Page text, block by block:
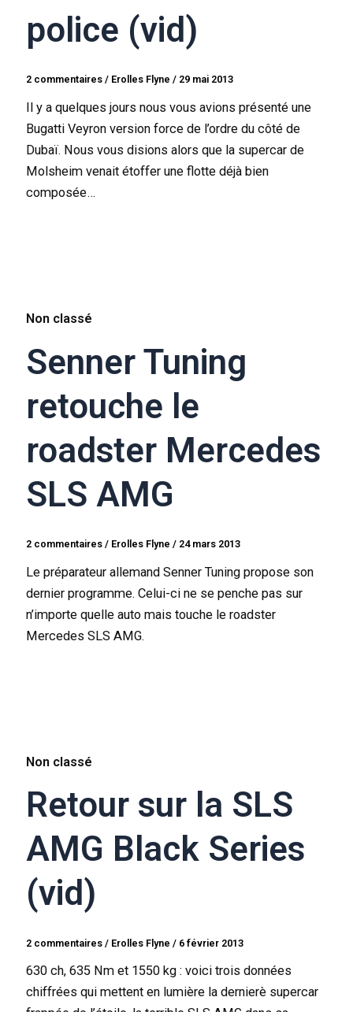
police (vid)
2 commentaires / Erolles Flyne/ 29 mai 2013
Il y a quelques jours nous vous avions présenté une
Bugatti Veyron version force de l’ordre du côté de
Dubaï. Nous vous disions alors que la supercar de
Molsheim venait étoffer une flotte déjà bien
composée…
Non classé
Senner Tuning
retouche le
roadster Mercedes
SLS AMG
2 commentaires / Erolles Flyne/ 24 mars 2013
Le préparateur allemand Senner Tuning propose son
dernier programme. Celui-ci ne se penche pas sur
n’importe quelle auto mais touche le roadster
Mercedes SLS AMG.
Non classé
Retour sur la SLS
AMG Black Series
(vid)
2 commentaires / Erolles Flyne/ 6 février 2013
630 ch, 635 Nm et 1550 kg : voici trois données
chiffrées qui mettent en lumière la dernierè supercar